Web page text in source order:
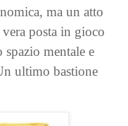
ma un atto
posta in gioco
mentale e
ultimo bastione